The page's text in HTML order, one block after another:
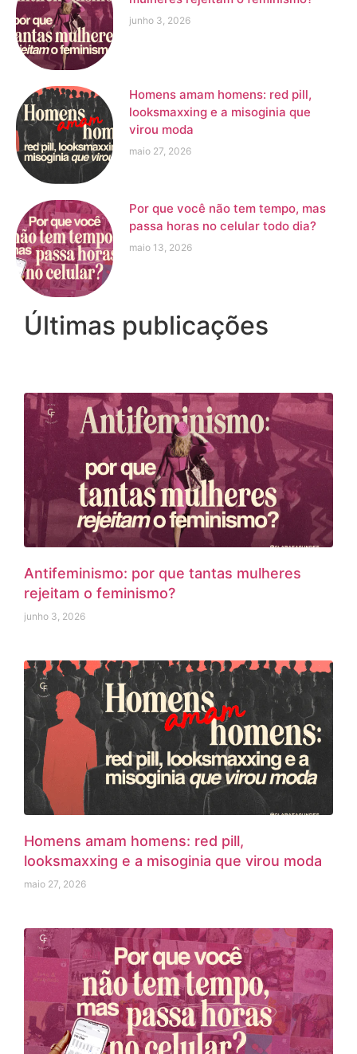
junho 3, 2026
Homens amam homens: red pill,
looksmaxxing e a misoginia que
virou moda
maio 27, 2026
Por que você não tem tempo, mas
passa horas no celular todo dia?
maio 13, 2026
Últimas publicações
Antifeminismo: por que tantas mulheres
rejeitam o feminismo?
junho 3, 2026
Homens amam homens: red pill,
looksmaxxing e a misoginia que virou moda
maio 27, 2026